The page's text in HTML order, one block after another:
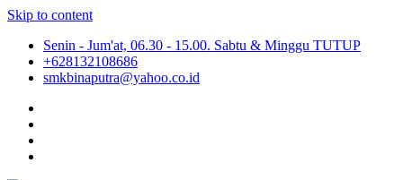
Skip to content
Senin - Jum'at, 06.30 - 15.00. Sabtu & Minggu TUTUP
+628132108686
smkbinaputra@yahoo.co.id